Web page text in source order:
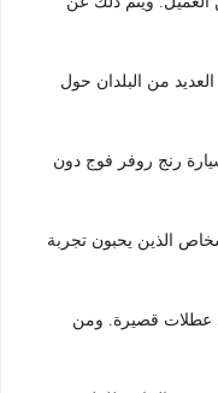
من البلدان حول
رنج روفر فوج دون
الذين يحبون تجربة
عطلات قصيرة. ومن